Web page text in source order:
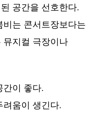
공간을 선호한다.
는 콘서트장보다는
뮤지컬 극장이나
간이 좋다.
려움이 생긴다.